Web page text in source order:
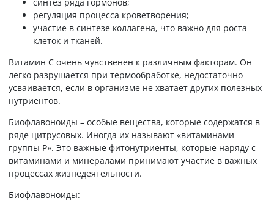
регуляция процесса кроветворения;
участие в синтезе коллагена, что важно для роста
клеток и тканей.
Витамин С очень чувственен к различным факторам. Он
легко разрушается при термообработке, недостаточно
усваивается, если в организме не хватает других полезных
нутриентов.
Биофлавоноиды – особые вещества, которые содержатся в
ряде цитрусовых. Иногда их называют «витаминами
группы Р». Это важные фитонутриенты, которые наряду с
витаминами и минералами принимают участие в важных
процессах жизнедеятельности.
Биофлавоноиды: